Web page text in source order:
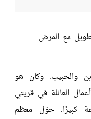
مع المرض
والحبيب. وكان هو
العائلة في قريتي
كبيرًا. حوّل معظم